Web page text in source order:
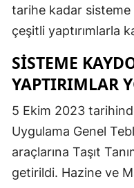
tarihe kadar
çeşitli yaptırımlarla
SISTEME
YAPTIRIMLAR
5 Ekim 2023
Uygulama Genel
araçlarına Taşıt
getirildi. Hazine ve